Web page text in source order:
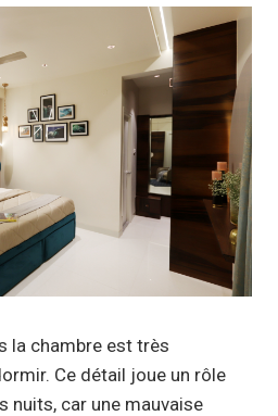
la chambre est très
Ce détail joue un rôle
nuits, car une mauvaise